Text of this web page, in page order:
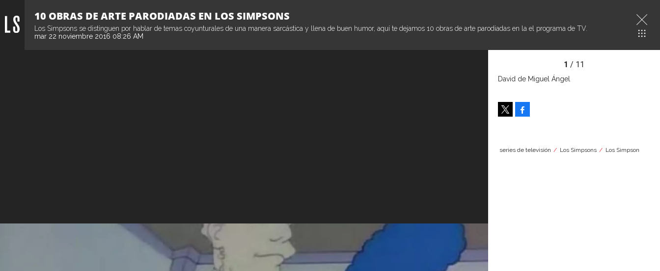
10 OBRAS DE ARTE PARODIADAS EN LOS SIMPSONS
Los Simpsons se distinguen por hablar de temas coyunturales de una manera sarcástica y llena de buen humor, aquí te dejamos 10 obras de arte parodiadas en la el programa de TV.
mar 22 noviembre 2016 08:26 AM
series de televisión Los Simpsons Los Simpson
1 / 11
David de Miguel Ángel